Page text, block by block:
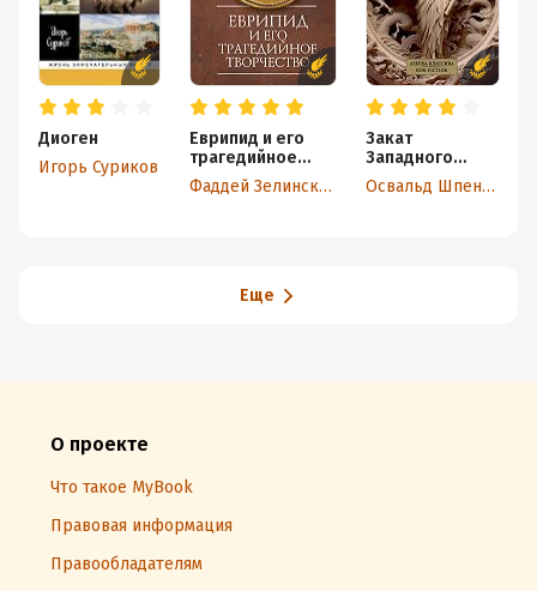
Диоген
Игорь Суриков
Еврипид и его
трагедийное
творчество:
научно-
Фаддей Зелинский
Закат
Западного
мира. Очерки
морфологии Освальд Шпенглер
Еще
О проекте
Что такое MyBook
Правовая информация
Правообладателям